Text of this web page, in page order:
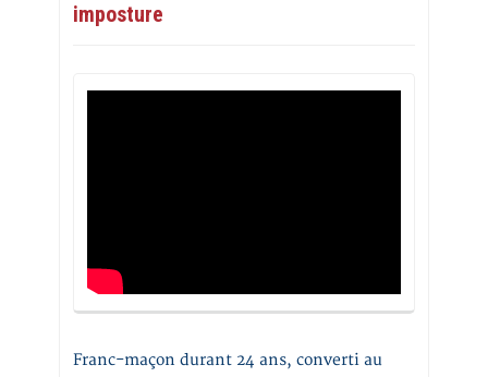
imposture
Franc-maçon durant 24 ans, converti au